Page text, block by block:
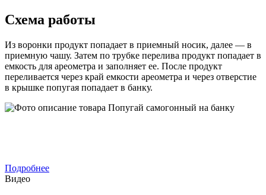
Схема работы
Из воронки продукт попадает в приемный носик, далее — в
приемную чашу. Затем по трубке перелива продукт попадает в
емкость для ареометра и заполняет ее. После продукт
переливается через край емкости ареометра и через отверстие
в крышке попугая попадает в банку.
Подробнее
Видео